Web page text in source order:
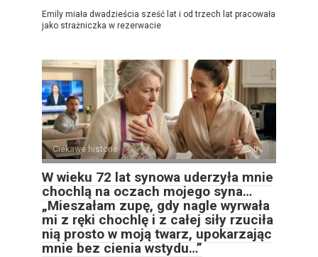
Emily miała dwadzieścia sześć lat i od trzech lat pracowała
jako strażniczka w rezerwacie
Ciekawe historie 0
W wieku 72 lat synowa uderzyła mnie
chochlą na oczach mojego syna…
„Mieszałam zupę, gdy nagle wyrwała
mi z ręki chochlę i z całej siły rzuciła
nią prosto w moją twarz, upokarzając
mnie bez cienia wstydu…”